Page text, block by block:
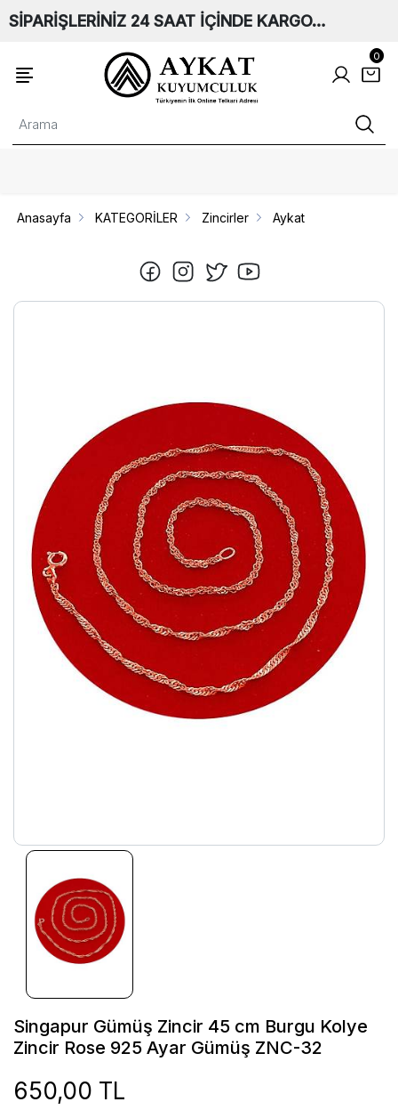
SİPARİŞLERİNİZ 24 SAAT İÇİNDE KARGO…
0
Anasayfa KATEGORİLER Zincirler Aykat
Singapur Gümüş Zincir 45 cm Burgu Kolye
Zincir Rose 925 Ayar Gümüş ZNC-32
650,00 TL